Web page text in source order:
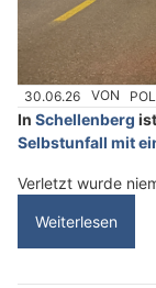
30.06.26 VON
In Schellenberg
Selbstunfall mit
Verletzt wurde
Weiterlesen